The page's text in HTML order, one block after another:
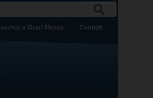
CA
e Orari Messe Contatti